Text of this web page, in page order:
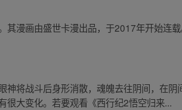
其漫画由盛世卡漫出品，于2017年开始连载
神将战斗后身形消散，魂魄去往阴间，在
很大变化。若要观看《西行纪2悟空归来...